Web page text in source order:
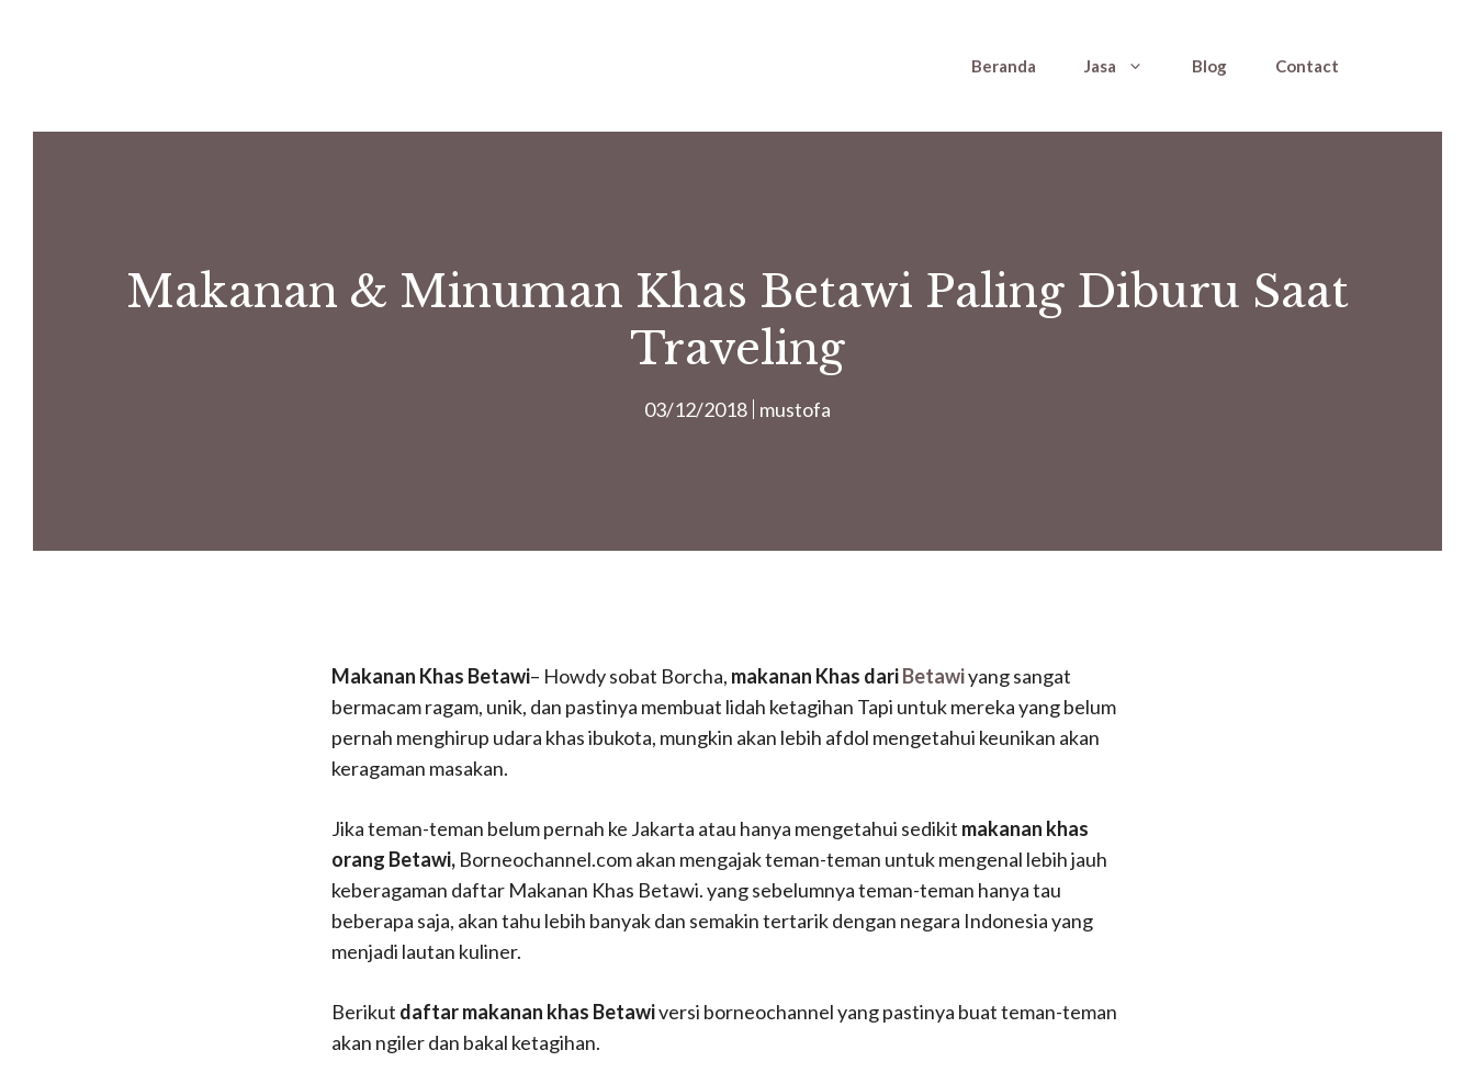
Beranda Jasa Blog Contact
Makanan & Minuman Khas Betawi Paling Diburu Saat
Traveling
03/12/2018 mustofa
Makanan Khas Betawi– Howdy sobat Borcha, makanan Khas dariBetawiyang sangat
bermacam ragam, unik, dan pastinya membuat lidah ketagihan Tapi untuk mereka yang belum
pernah menghirup udara khas ibukota, mungkin akan lebih afdol mengetahui keunikan akan
keragaman masakan.
Jika teman-teman belum pernah ke Jakarta atau hanya mengetahui sedikit makanan khas
orang Betawi, Borneochannel.com akan mengajak teman-teman untuk mengenal lebih jauh
keberagaman daftar Makanan Khas Betawi. yang sebelumnya teman-teman hanya tau
beberapa saja, akan tahu lebih banyak dan semakin tertarik dengan negara Indonesia yang
menjadi lautan kuliner.
Berikut daftar makanan khas Betawiversi borneochannel yang pastinya buat teman-teman
akan ngiler dan bakal ketagihan.